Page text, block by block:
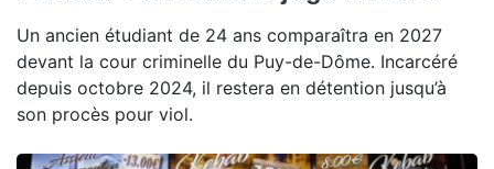
Un ancien étudiant de 24 ans comparaîtra en 2027
devant la cour criminelle du Puy-de-Dôme. Incarcéré
depuis octobre 2024, il restera en détention jusqu’à
son procès pour viol.